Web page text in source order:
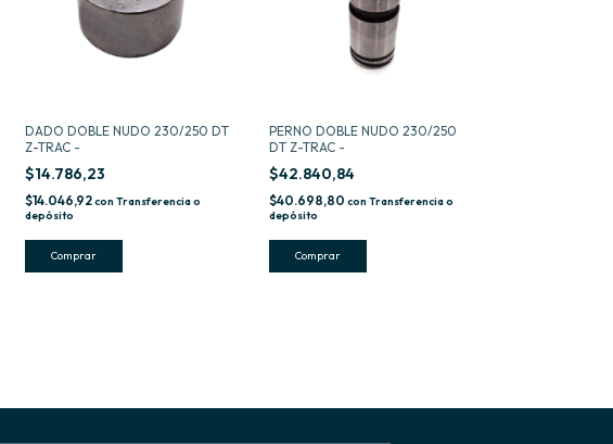
DADO DOBLE NUDO 230/250 DT
Z-TRAC -
$14.786,23
$14.046,92con Transferencia o
depósito
PERNO DOBLE NUDO 230/250
DT Z-TRAC -
$42.840,84
$40.698,80 con Transferencia o
depósito